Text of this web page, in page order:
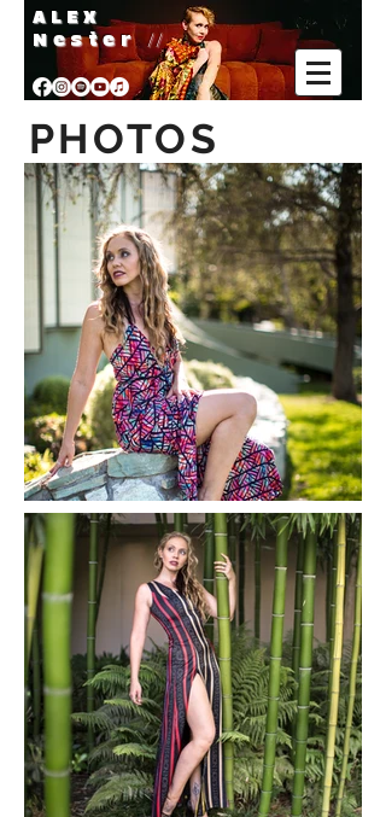
A L E X
Nester //
PHOTOS